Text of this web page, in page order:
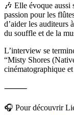
🎶 Elle évoque aussi
passion pour les
d’aider les auditeurs
du souffle et de la
L’interview se
“Misty Shores
cinématographique
⸻
🎧 Pour découvrir